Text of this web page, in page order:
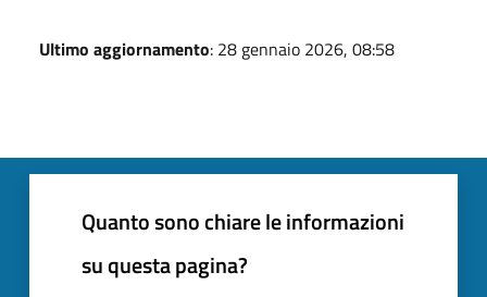
Ultimo aggiornamento: 28 gennaio 2026, 08:58
Quanto sono chiare le informazioni
su questa pagina?